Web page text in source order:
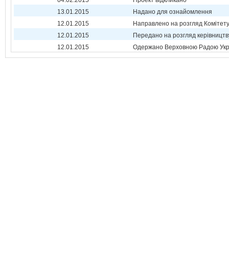
13.01.2015
Надано для ознайомлення
12.01.2015
Направлено на розгляд Комітету
12.01.2015
Передано на розгляд
12.01.2015
Одержано Верховною Радою